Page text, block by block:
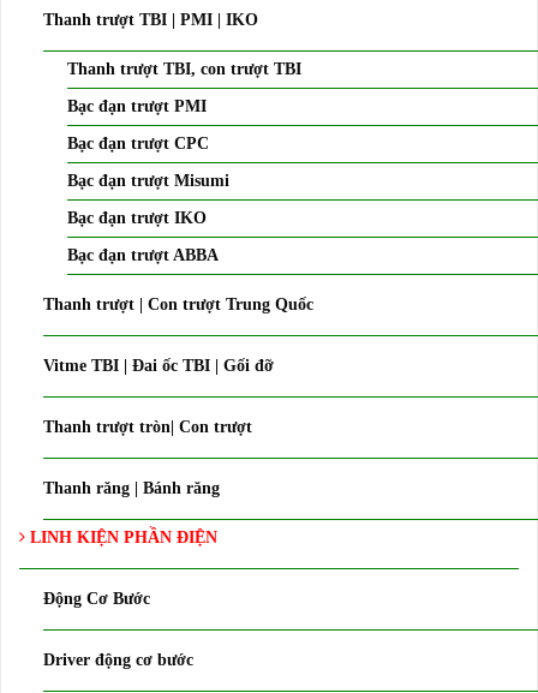
Thanh trượt TBI | PMI | IKO
Thanh trượt TBI, con trượt TBI
Bạc đạn trượt PMI
Bạc đạn trượt CPC
Bạc đạn trượt Misumi
Bạc đạn trượt IKO
Bạc đạn trượt ABBA
Thanh trượt | Con trượt Trung Quốc
Vitme TBI | Đai ốc TBI | Gối đỡ
Thanh trượt tròn| Con trượt
Thanh răng | Bánh răng
LINH KIỆN PHẦN ĐIỆN
Động Cơ Bước
Driver động cơ bước